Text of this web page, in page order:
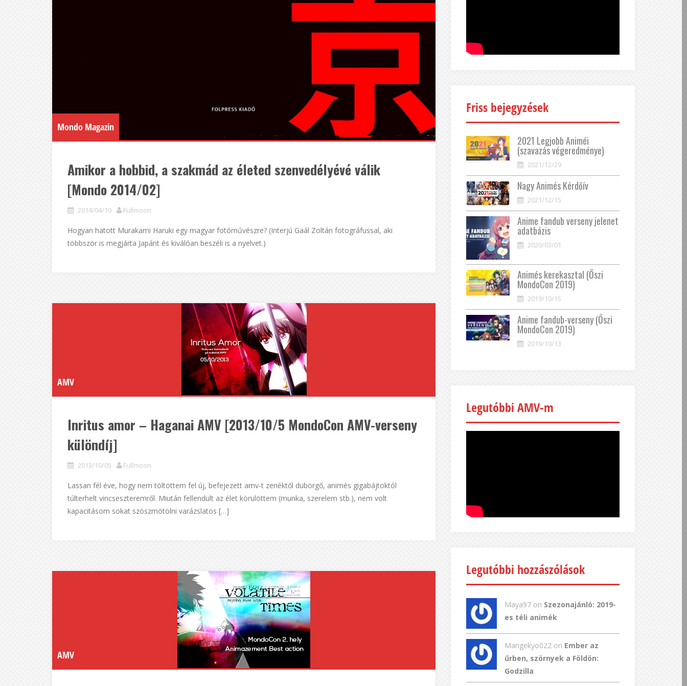
Mondo Magazin
Amikor a hobbid, a szakmád az életed szenvedélyévé válik
[Mondo 2014/02]
2014/04/10 Fullmoon
Hogyan hatott Murakami Haruki egy magyar fotóművészre? (Interjú Gaál Zoltán fotográfussal, aki
többször is megjárta Japánt és kiválóan beszéli is a nyelvet.)
AMV
Inritus amor – Haganai AMV [2013/10/5 MondoCon AMV-verseny
különdíj]
2013/10/05 Fullmoon
Lassan fél éve, hogy nem töltöttem fel új, befejezett amv-t zenéktől dübörgő, animés gigabájtoktól
túlterhelt vincseszteremről. Miután fellendült az élet körülöttem (munka, szerelem stb.), nem volt
kapacitásom sokat szöszmötölni varázslatos […]
AMV
Friss bejegyzések
2021 Legjobb Animéi
(szavazás végeredménye)
2021/12/29
Nagy Animés Kérdőív
2021/12/15
Anime fandub verseny jelenet
adatbázis
2020/03/01
Animés kerekasztal (Őszi
MondoCon 2019)
2019/10/15
Anime fandub-verseny (Őszi
MondoCon 2019)
2019/10/13
Legutóbbi AMV-m
Legutóbbi hozzászólások
Maya97 on Szezonajánló: 2019-
es téli animék
Mangekyo022 on Ember az
űrben, szörnyek a Földön:
Godzilla